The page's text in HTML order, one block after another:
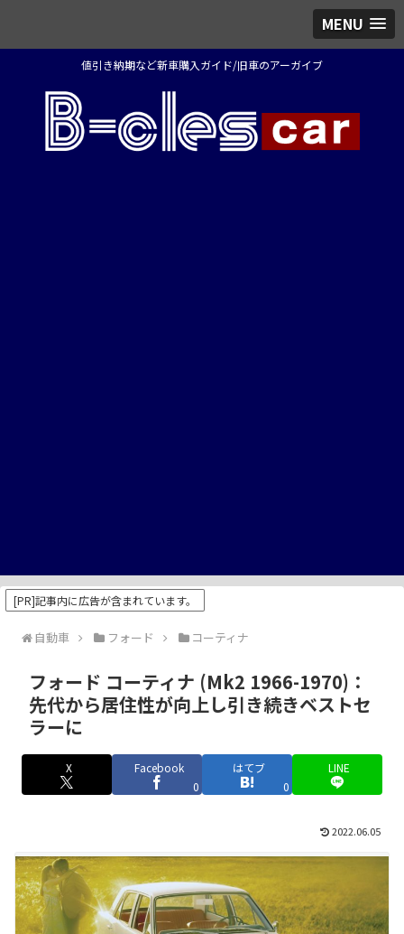
MENU
値引き納期など新車購入ガイド/旧車のアーガイブ
[PR]記事内に広告が含まれています。
自動車 フォード コーティナ
フォード コーティナ (Mk2 1966-1970)：
先代から居住性が向上し引き続きベストセ
ラーに
X
Facebook
0
はてブ
0
LINE
2022.06.05